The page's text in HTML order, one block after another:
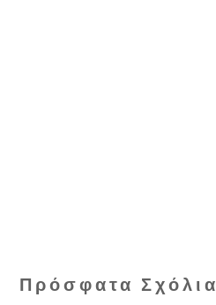
Πρόσφατα Σχόλια